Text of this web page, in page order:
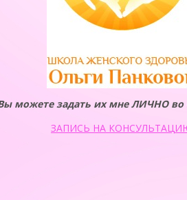
можете задать их мне ЛИЧНО
ЗАПИСЬ НА